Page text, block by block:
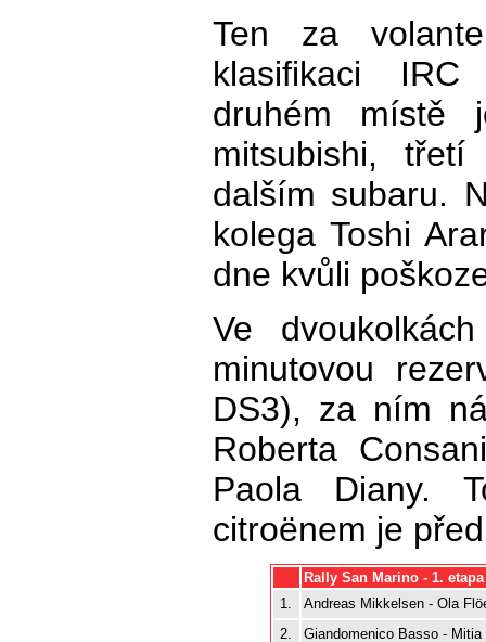
Ten za
klasifikaci
druhém místě
mitsubishi,
dalším subaru.
kolega Toshi
dne kvůli
Ve
minutovou
DS3), za ním
Roberta
Paola Diany.
citroënem je
Rally San Marino - 1. etapa
1.
Andreas Mikkelsen - Ola
2.
Giandomenico Basso - Mitia